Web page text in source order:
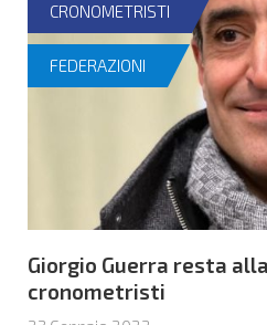
CRONOMETRISTI
FEDERAZIONI
Giorgio Guerra resta
cronometristi